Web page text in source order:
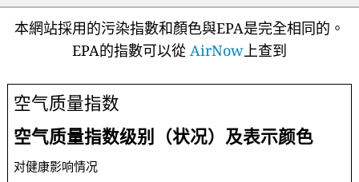
本網站採用的污染指數和顏色與EPA是完全相同的。
EPA的指數可以從 AirNow上查到
空气质量指数
空气质量指数级别（状况）及表示颜色
对健康影响情况